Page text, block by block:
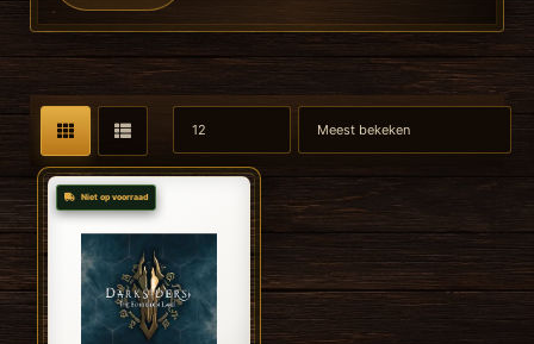
Niet op voorraad